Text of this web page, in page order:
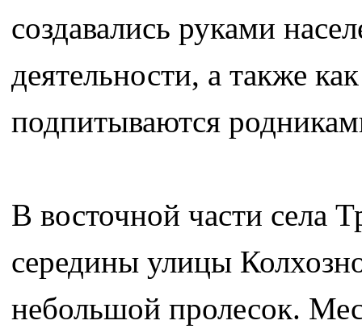
создавались руками
деятельности, а также
подпитываются
В восточной части села
середины улицы
небольшой пролесок.